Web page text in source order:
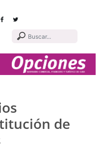
navigation
de